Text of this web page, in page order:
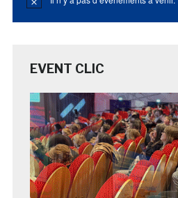
Notice
EVENT CLIC